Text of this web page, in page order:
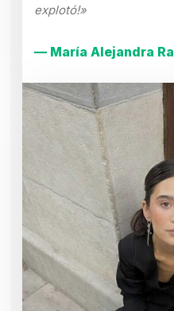
explotó!»
— María Alejandra